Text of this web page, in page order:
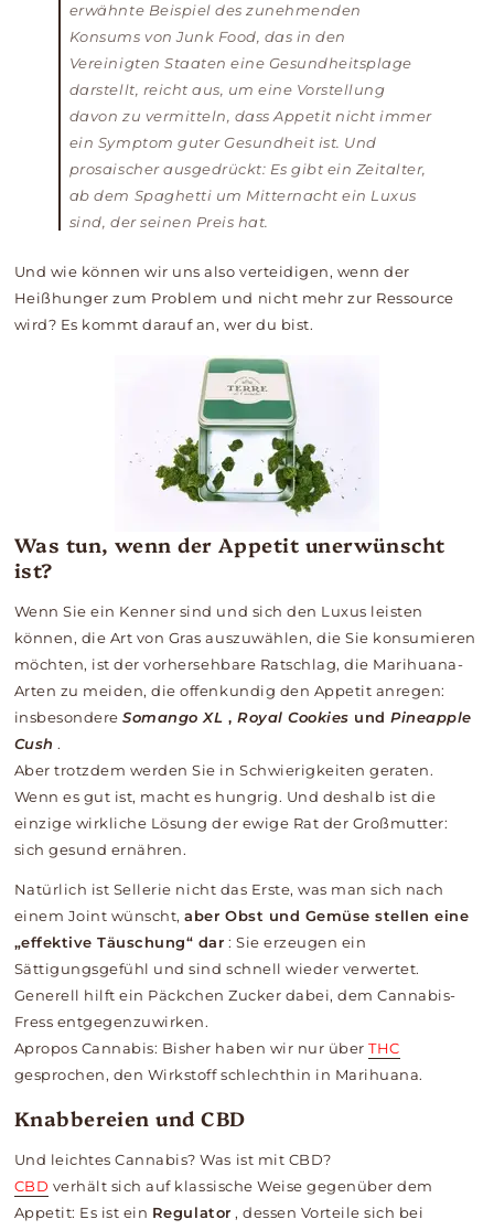
erwähnte Beispiel des zunehmenden
Konsums von Junk Food, das in den
Vereinigten Staaten eine Gesundheitsplage
darstellt, reicht aus, um eine Vorstellung
davon zu vermitteln, dass Appetit nicht immer
ein Symptom guter Gesundheit ist. Und
prosaischer ausgedrückt: Es gibt ein Zeitalter,
ab dem Spaghetti um Mitternacht ein Luxus
sind, der seinen Preis hat.
Und wie können wir uns also verteidigen, wenn der
Heißhunger zum Problem und nicht mehr zur Ressource
wird? Es kommt darauf an, wer du bist.
Was tun, wenn der Appetit unerwünscht
ist?
Wenn Sie ein Kenner sind und sich den Luxus leisten
können, die Art von Gras auszuwählen, die Sie konsumieren
möchten, ist der vorhersehbare Ratschlag, die Marihuana-
Arten zu meiden, die offenkundig den Appetit anregen:
insbesondere Somango XL ,Royal Cookies undPineapple
Cush .
Aber trotzdem werden Sie in Schwierigkeiten geraten.
Wenn es gut ist, macht es hungrig. Und deshalb ist die
einzige wirkliche Lösung der ewige Rat der Großmutter:
sich gesund ernähren.
Natürlich ist Sellerie nicht das Erste, was man sich nach
einem Joint wünscht,aber Obst und Gemüse stellen eine
„effektive Täuschung“ dar : Sie erzeugen ein
Sättigungsgefühl und sind schnell wieder verwertet.
Generell hilft ein Päckchen Zucker dabei, dem Cannabis-
Fress entgegenzuwirken.
Apropos Cannabis: Bisher haben wir nur überTHC
gesprochen, den Wirkstoff schlechthin in Marihuana.
Knabbereien und CBD
Und leichtes Cannabis? Was ist mit CBD?
CBD verhält sich auf klassische Weise gegenüber dem
Appetit: Es ist ein Regulator , dessen Vorteile sich bei